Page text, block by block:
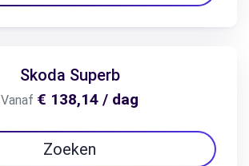
Skoda Superb
Vanaf € 138,14 / dag
Zoeken